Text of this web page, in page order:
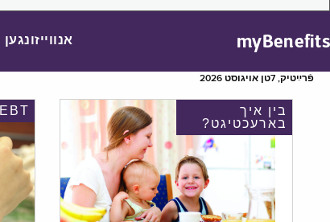
myBenefits אנווייזונגען
פֿרײַטיק, 7טן אויגוסט 2026
EBT סומע
בין איך
בארעכטיגט?